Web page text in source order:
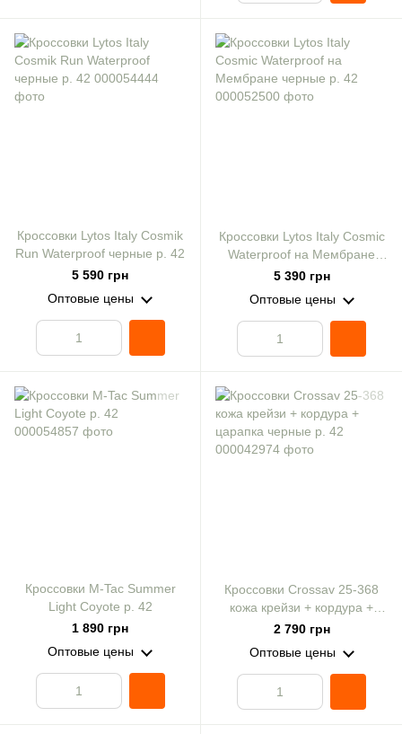
Кроссовки Lytos Italy Cosmik
Run Waterproof черные р. 42
5 590 грн
Оптовые цены
Кроссовки Lytos Italy Cosmic
Waterproof на Мембране
черные р. 42
5 390 грн
Оптовые цены
Кроссовки M-Tac Summer
Light Coyote р. 42
1 890 грн
Оптовые цены
Кроссовки Crossav 25-368
кожа крейзи + кордура +
царапка черные р. 42
2 790 грн
Оптовые цены